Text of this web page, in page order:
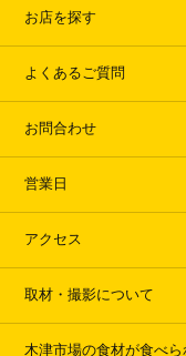
お店を探す
よくあるご質問
お問合わせ
営業日
アクセス
取材・撮影について
木津市場の食材が食べ